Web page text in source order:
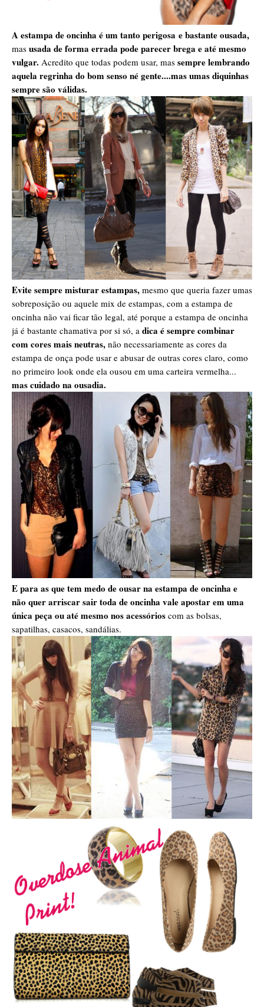
A estampa de oncinha é um tanto perigosa e bastante ousada,
mas usada de forma errada pode parecer brega e até mesmo
vulgar. Acredito que todas podem usar, mas sempre lembrando
aquela regrinha do bom senso né gente....mas umas diquinhas
sempre são válidas.
Evite sempre misturar estampas, mesmo que queria fazer umas
sobreposição ou aquele mix de estampas, com a estampa de
oncinha não vai ficar tão legal, até porque a estampa de oncinha
já é bastante chamativa por si só, a dica é sempre combinar
com cores mais neutras, não necessariamente as cores da
estampa de onça pode usar e abusar de outras cores claro, como
no primeiro look onde ela ousou em uma carteira vermelha...
mas cuidado na ousadia.
E para as que tem medo de ousar na estampa de oncinha e
não quer arriscar sair toda de oncinha vale apostar em uma
única peça ou até mesmo nos acessórios com as bolsas,
sapatilhas, casacos, sandálias.